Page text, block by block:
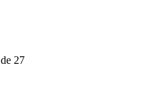
de 27